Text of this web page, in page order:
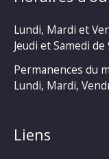
Lundi, Mardi et
Jeudi et Samedi
Permanences du
Lundi, Mardi,
Liens